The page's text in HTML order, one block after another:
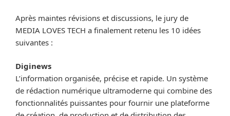
Après maintes révisions et discussions, le jury de
MEDIA LOVES TECH a finalement retenu les 10 idées
suivantes :
Diginews
L’information organisée, précise et rapide. Un système
de rédaction numérique ultramoderne qui combine des
fonctionnalités puissantes pour fournir une plateforme